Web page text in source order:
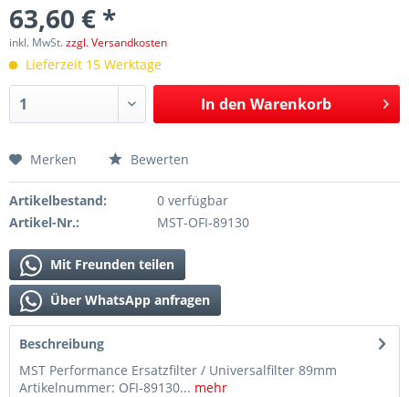
63,60 € *
inkl. MwSt.zzgl. Versandkosten
Lieferzeit 15 Werktage
In den Warenkorb
Merken Bewerten
Artikelbestand:
0 verfügbar
Artikel-Nr.:
MST-OFI-89130
Mit Freunden teilen
Über WhatsApp anfragen
Beschreibung
MST Performance Ersatzfilter / Universalfilter 89mm
Artikelnummer: OFI-89130... mehr